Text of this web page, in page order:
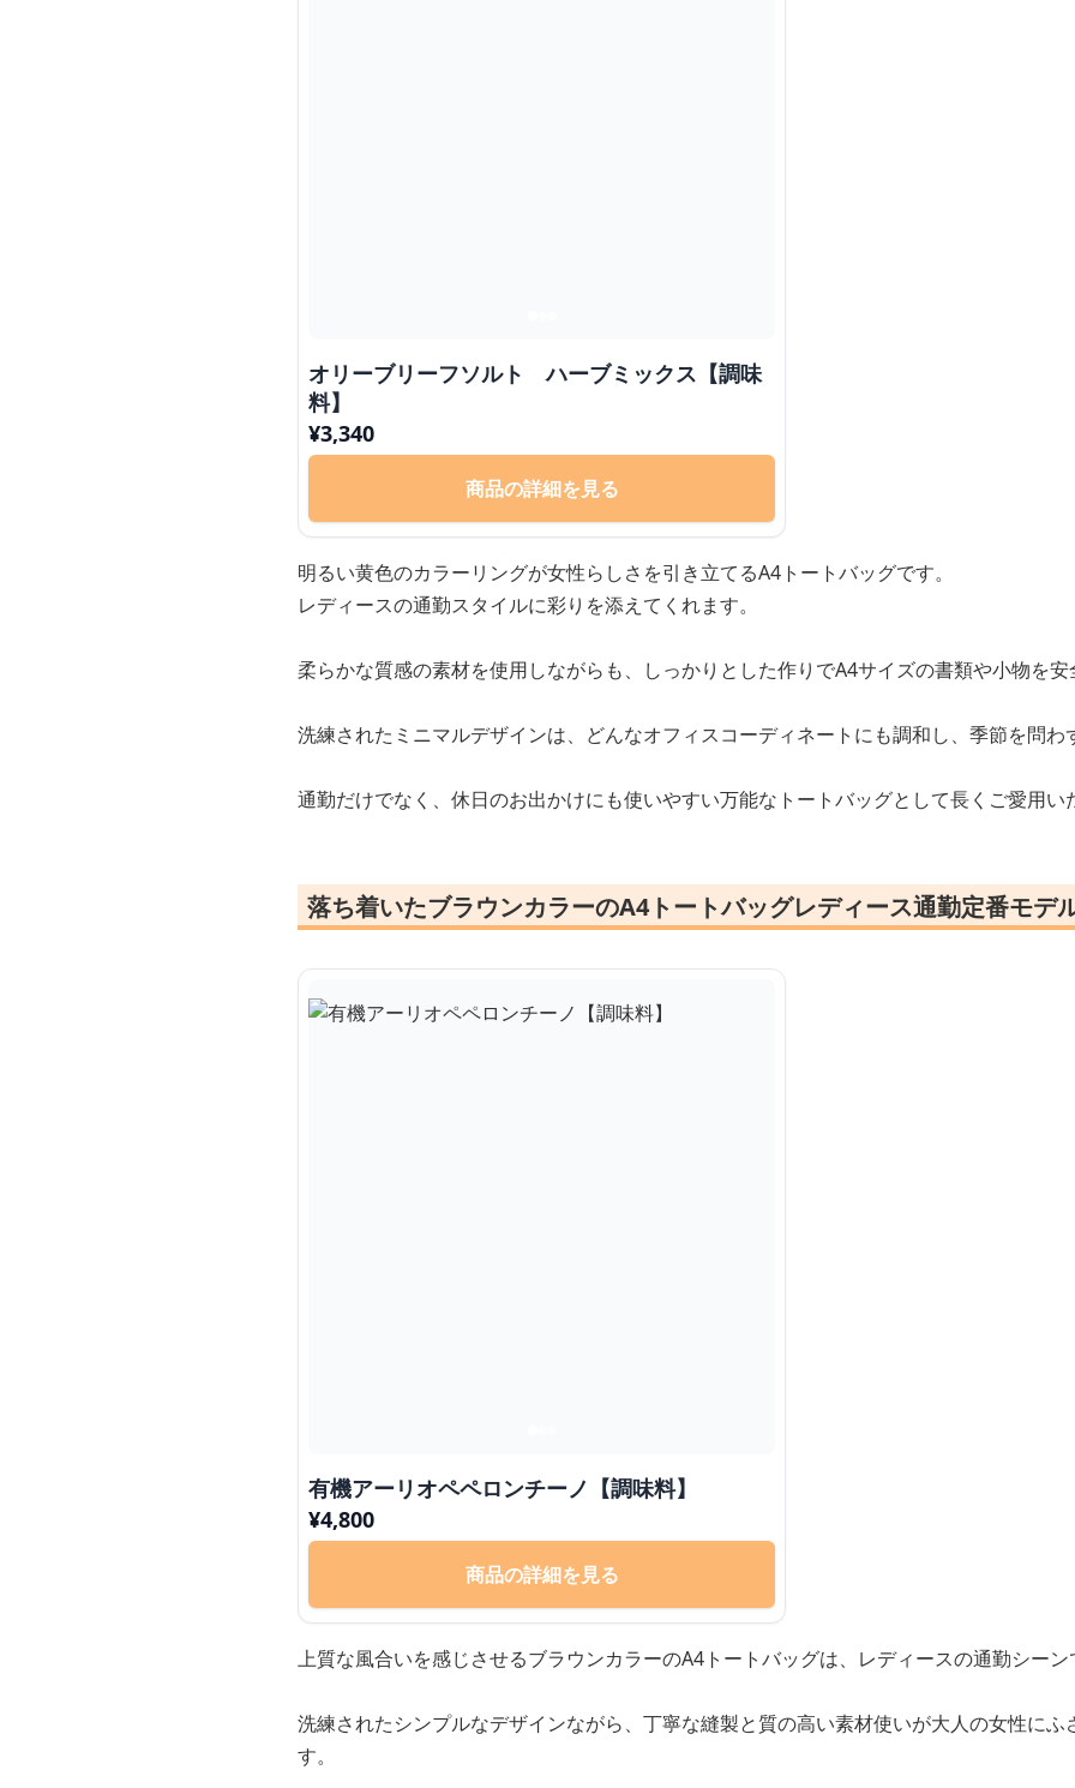
オリーブリーフソルト ハーブミックス【調味
料】
¥3,340
商品の詳細を見る
明るい黄色のカラーリングが女性らしさを引き立てるA4トートバッグです。
レディースの通勤スタイルに彩りを添えてくれます。
柔らかな質感の素材を使用しながらも、しっかりとした作りでA4サイズの書類や小物を安
洗練されたミニマルデザインは、どんなオフィスコーディネートにも調和し、季節を問わ
通勤だけでなく、休日のお出かけにも使いやすい万能なトートバッグとして長くご愛用い
落ち着いたブラウンカラーのA4トートバッグレディース通勤定番モデ
有機アーリオペペロンチーノ【調味料】
¥4,800
商品の詳細を見る
上質な風合いを感じさせるブラウンカラーのA4トートバッグは、レディースの通勤シーン
洗練されたシンプルなデザインながら、丁寧な縫製と質の高い素材使いが大人の女性にふ
す。